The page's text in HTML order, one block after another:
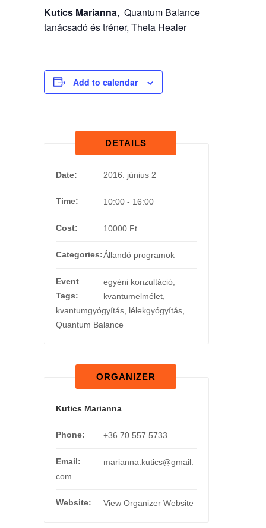
Kutics Marianna, Quantum Balance
tanácsadó és tréner, Theta Healer
Add to calendar
DETAILS
Date: 2016. június 2
Time: 10:00 - 16:00
Cost: 10000 Ft
Categories:Állandó programok
Event
Tags:
egyéni konzultáció,
kvantumelmélet,
kvantumgyógyítás, lélekgyógyítás,
Quantum Balance
ORGANIZER
Kutics Marianna
Phone: +36 70 557 5733
Email:
marianna.kutics@gmail.
com
Website: View Organizer Website